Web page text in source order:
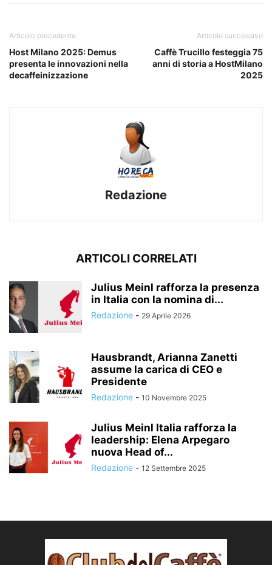
Articolo precedente
Host Milano 2025: Demus
presenta le innovazioni nella
decaffeinizzazione
Articolo successivo
Caffè Trucillo festeggia 75
anni di storia a HostMilano
2025
Redazione
ARTICOLI CORRELATI
Julius Meinl rafforza la presenza
in Italia con la nomina di...
Redazione - 29 Aprile 2026
Hausbrandt, Arianna Zanetti
assume la carica di CEO e
Presidente
Redazione - 10 Novembre 2025
Julius Meinl Italia rafforza la
leadership: Elena Arpegaro
nuova Head of...
Redazione - 12 Settembre 2025